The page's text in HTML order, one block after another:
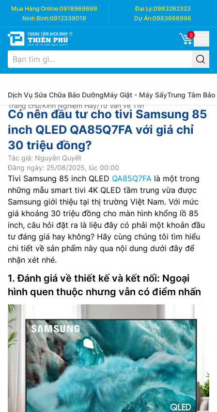
Mua Hàng Online:0918969699 Đại Lý:0983262323
Ninh Bình:0912339019 Dự Án:0983666996
0
Dịch Vụ Sửa Chữa Bảo DưỡngMáy Giặt - Máy SấyTrung Tâm Bảo
Trang chủ/Kinh Nghiệm Hay/Tư Vấn về Tivi
Có nên đầu tư cho tivi Samsung 85
inch QLED QA85Q7FA với giá chỉ
30 triệu đồng?
Tác giả: Nguyễn Quyết
Đăng ngày: 25/08/2025, lúc 00:00
Tivi Samsung 85 inch QLED QA85Q7FA là một trong
những mẫu smart tivi 4K QLED tầm trung vừa được
Samsung giới thiệu tại thị trường Việt Nam. Với mức
giá khoảng 30 triệu đồng cho màn hình khổng lồ 85
inch, câu hỏi đặt ra là liệu đây có phải một khoản đầu
tư đáng giá hay không? Hãy cùng chúng tôi tìm hiểu
chi tiết về sản phẩm này qua nội dung dưới đây để
nhận xét nhé.
1. Đánh giá về thiết kế và kết nối: Ngoại
hình quen thuộc nhưng vẫn có điểm nhấn